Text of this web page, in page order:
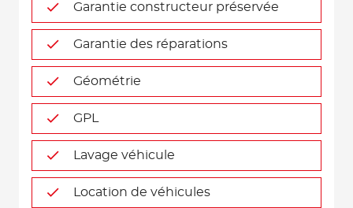
Garantie constructeur préservée
Garantie des réparations
Géométrie
GPL
Lavage véhicule
Location de véhicules